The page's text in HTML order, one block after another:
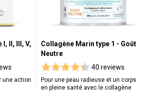
II, III, V,
une action
Collagène Marin type 1 - Goût
Neutre
40 reviews
Pour une peau radieuse et un corps
en pleine santé avec le collagène